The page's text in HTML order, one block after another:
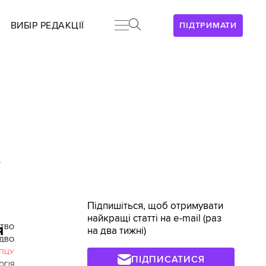
ПІДТРИМАТИ
ВИБІР РЕДАКЦІЇ
ПЦУ
Підпишіться, щоб отримувати
найкращі статті на e-mail (раз
на два тижні)
ПІДПИСАТИСЯ